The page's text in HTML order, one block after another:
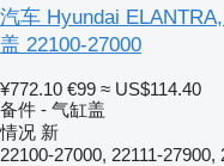
汽车 Hyundai
盖 22100-27000
¥772.10 €99 ≈ US$114.40
备件 - 气缸盖
情况 新
22100-27000, 22111-27900,